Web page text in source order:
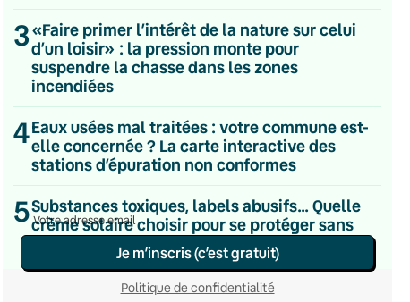
3«Faire primer l’intérêt de la nature sur celui
d’un loisir» : la pression monte pour
suspendre la chasse dans les zones
incendiées
4Eaux usées mal traitées : votre commune est-
elle concernée ? La carte interactive des
stations d’épuration non conformes
5Substances toxiques, labels abusifs… Quelle
crème solaire choisir pour se protéger sans
détruire sa santé ni l’océan ?
💌 Inscrivez-vous à nos newsletters
Quotidienne
Du lundi au vendredi
Le samedi
Chaleurs Actuelles
Une fois par mois
C’était Mieux Après
Occasionnelle
Je m’inscris (c’est gratuit)
Politique de confidentialité